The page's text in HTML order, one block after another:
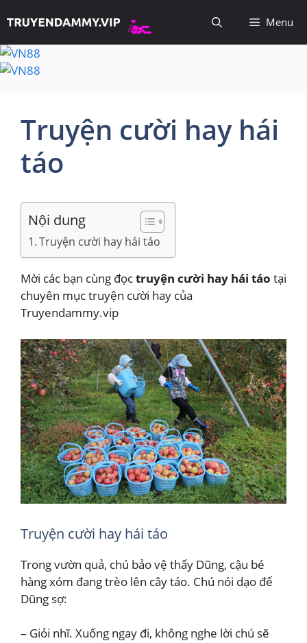
đến
nội
dung
Menu
Truyện cười hay hái
táo
Nội dung
Truyện cười hay hái táo
Mời các bạn cùng đọctruyện cười hay hái táo tại
chuyên mục truyện cười hay của
Truyendammy.vip
Truyện cười hay hái táo
Trong vườn quả, chú bảo vệ thấy Dũng, cậu bé
hàng xóm đang trèo lên cây táo. Chú nói dạo để
Dũng sợ:
– Giỏi nhĩ. Xuống ngay đi, không nghe lời chú sẽ